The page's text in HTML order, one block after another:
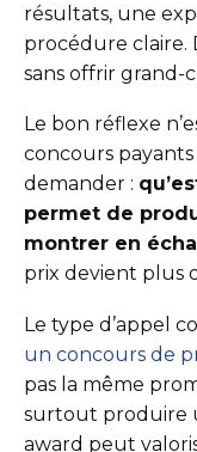
résultats, une
procédure claire.
sans offrir grand-
Le bon réflexe
concours
demander :
permet de
montrer en
prix devient plus
Le type d’appel
un concours de
pas la même
surtout produire
award peut